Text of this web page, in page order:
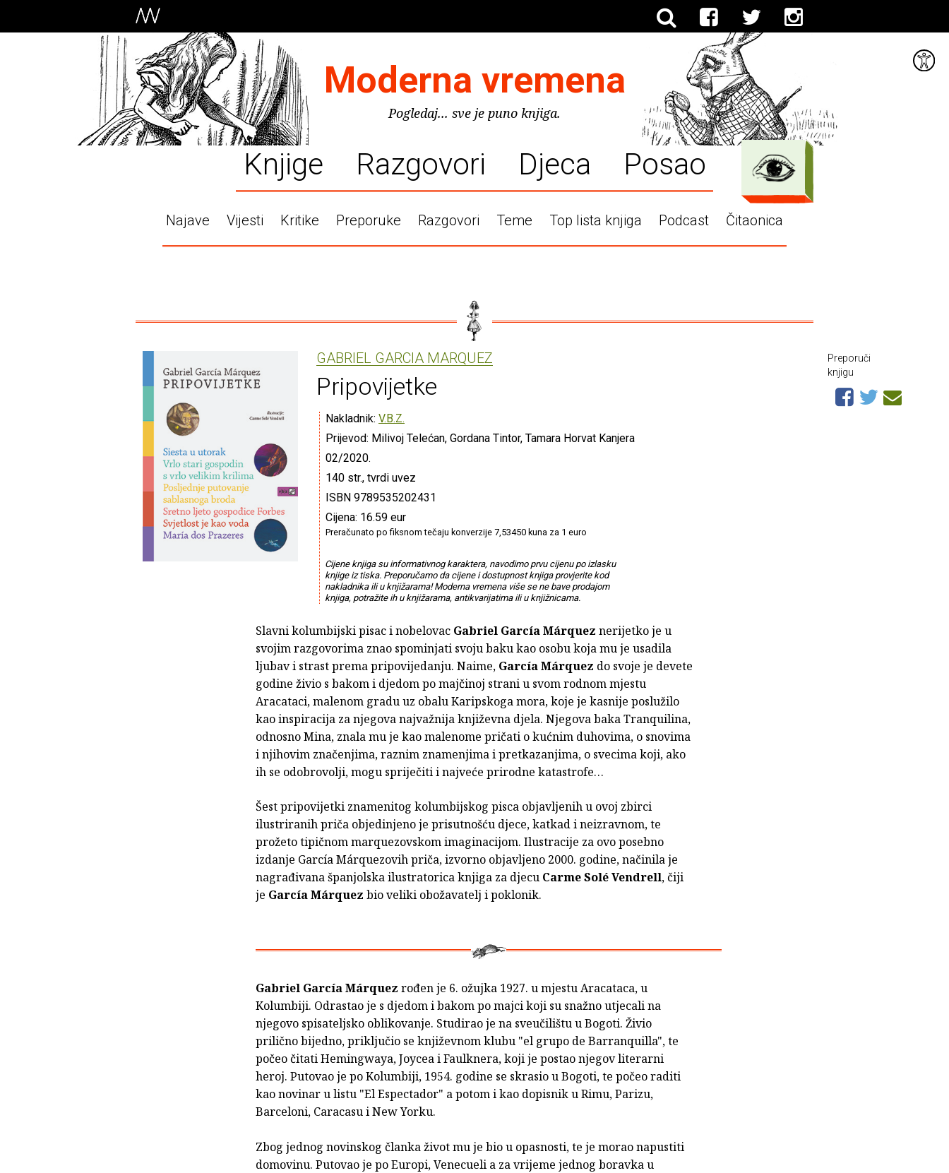
Moderna vremena
Pogledaj... sve je puno knjiga.
Knjige Razgovori Djeca Posao
Najave Vijesti Kritike Preporuke Razgovori Teme Top lista knjiga Podcast Čitaonica
GABRIEL GARCIA MARQUEZ
Pripovijetke
Nakladnik: V.B.Z.
Prijevod: Milivoj Telećan, Gordana Tintor, Tamara Horvat Kanjera
02/2020.
140 str., tvrdi uvez
ISBN 9789535202431
Cijena: 16.59 eur
Preračunato po fiksnom tečaju konverzije 7,53450 kuna za 1 euro
Cijene knjiga su informativnog karaktera, navodimo prvu cijenu po izlasku
knjige iz tiska. Preporučamo da cijene i dostupnost knjiga provjerite kod
nakladnika ili u knjižarama! Moderna vremena više se ne bave prodajom
knjiga, potražite ih u knjižarama, antikvarijatima ili u knjižnicama.
Slavni kolumbijski pisac i nobelovac Gabriel García Márquez nerijetko je u
svojim razgovorima znao spominjati svoju baku kao osobu koja mu je usadila
ljubav i strast prema pripovijedanju. Naime, García Márquez do svoje je devete
godine živio s bakom i djedom po majčinoj strani u svom rodnom mjestu
Aracataci, malenom gradu uz obalu Karipskoga mora, koje je kasnije poslužilo
kao inspiracija za njegova najvažnija književna djela. Njegova baka Tranquilina,
odnosno Mina, znala mu je kao malenome pričati o kućnim duhovima, o snovima
i njihovim značenjima, raznim znamenjima i pretkazanjima, o svecima koji, ako
ih se odobrovolji, mogu spriječiti i najveće prirodne katastrofe…
Šest pripovijetki znamenitog kolumbijskog pisca objavljenih u ovoj zbirci
ilustriranih priča objedinjeno je prisutnošću djece, katkad i neizravnom, te
prožeto tipičnom marquezovskom imaginacijom. Ilustracije za ovo posebno
izdanje García Márquezovih priča, izvorno objavljeno 2000. godine, načinila je
nagrađivana španjolska ilustratorica knjiga za djecu Carme Solé Vendrell, čiji
je García Márquez bio veliki obožavatelj i poklonik.
Gabriel García Márquez rođen je 6. ožujka 1927. u mjestu Aracataca, u
Kolumbiji. Odrastao je s djedom i bakom po majci koji su snažno utjecali na
njegovo spisateljsko oblikovanje. Studirao je na sveučilištu u Bogoti. Živio
prilično bijedno, priključio se književnom klubu "el grupo de Barranquilla", te
počeo čitati Hemingwaya, Joycea i Faulknera, koji je postao njegov literarni
heroj. Putovao je po Kolumbiji, 1954. godine se skrasio u Bogoti, te počeo raditi
kao novinar u listu "El Espectador" a potom i kao dopisnik u Rimu, Parizu,
Barceloni, Caracasu i New Yorku.
Zbog jednog novinskog članka život mu je bio u opasnosti, te je morao napustiti
domovinu. Putovao je po Europi, Venecueli a za vrijeme jednog boravka u
Preporuči
knjigu